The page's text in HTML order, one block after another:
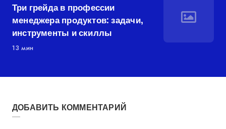
Три грейда в профессии
менеджера продуктов: задачи,
инструменты и скиллы
13 мин
ДОБАВИТЬ КОММЕНТАРИЙ